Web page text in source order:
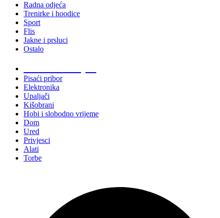
Radna odjeća
Trenirke i hoodice
Sport
Flis
Jakne i prsluci
Ostalo
Pisaći pribor
Elektronika
Upaljači
Kišobrani
Hobi i slobodno vrijeme
Dom
Ured
Privjesci
Alati
Torbe